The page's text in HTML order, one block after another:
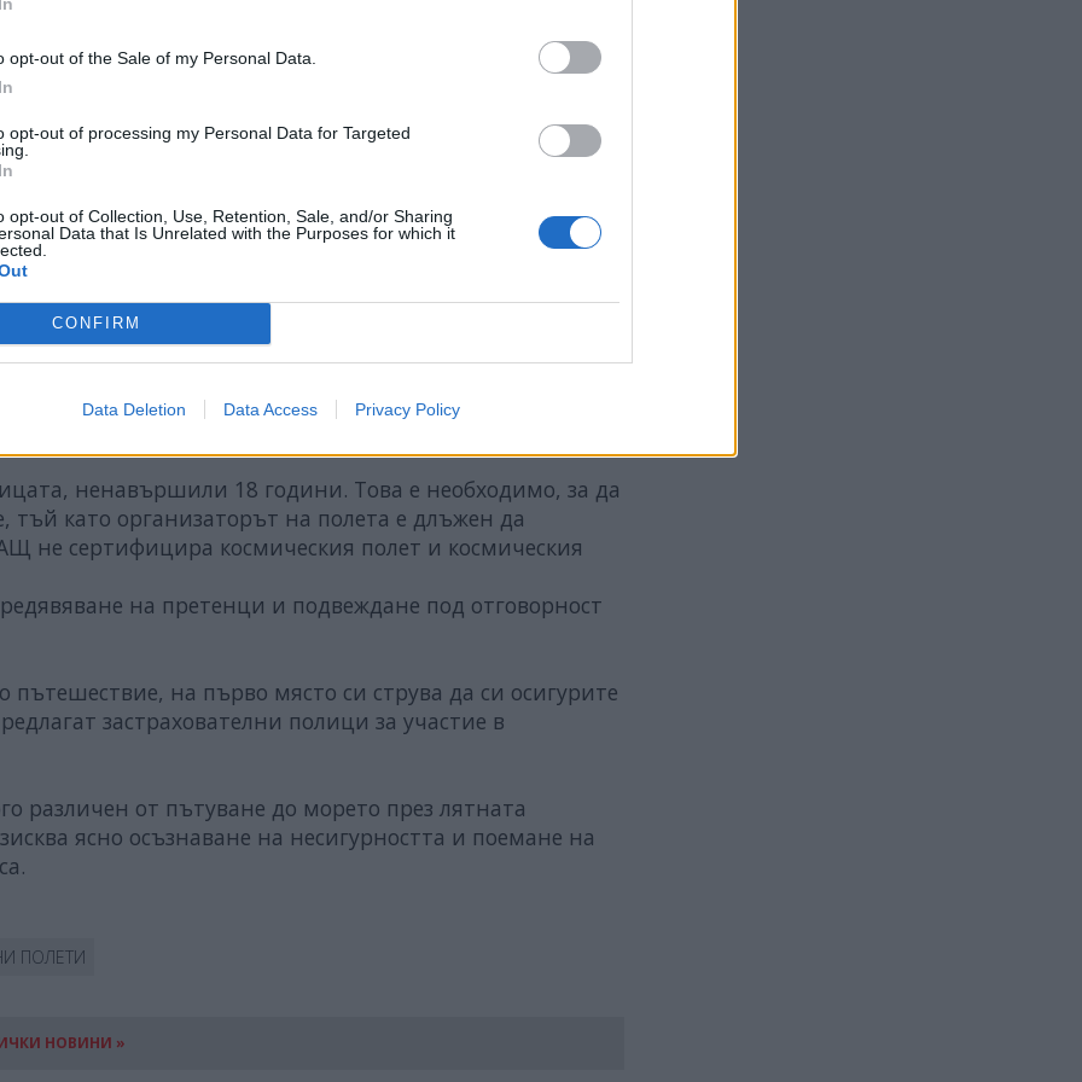
opt-out of the Sale of my Personal Data.
opt-out of processing my Personal Data for Targeted
opt-out of Collection, Use, Retention, Sale, and/or Sharing
Data that Is Unrelated with the Purposes for which it
CONFIRM
Data Deletion Data Access Privacy Policy
да инструктират клиентите си как да реагират при
на налягането в кабината.
свой протокол за обучение. Например Virgin
екипировката на участника, комуникацията и
ненавършили 18 години. Това е необходимо, за да
като организаторът на полета е длъжен да
не сертифицира космическия полет и космическия
на претенци и подвеждане под отговорност
пътешествие, на първо място си струва да си осигурите
застрахователни полици за участие в
различен от пътуване до морето през лятната
ясно осъзнаване на несигурността и поемане на
ПОЛЕТИ
НОВИНИ »